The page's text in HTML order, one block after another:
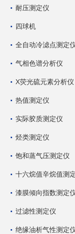
耐压测定仪
四球机
全自动冷滤点测定
气相色谱分析仪
X荧光硫元素分析仪
热值测定仪
实际胶质测定仪
烃类测定仪
饱和蒸气压测定仪
十六烷值辛烷值测
漆膜倾向指数测定
过滤性测定仪
绝缘油析气性测定